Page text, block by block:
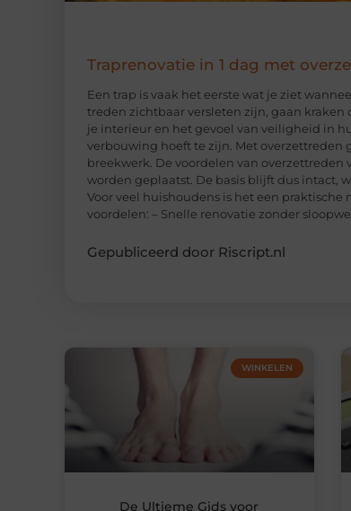
Traprenovatie in 1 dag met
Een trap is vaak het eerste wat je ziet
treden zichtbaar versleten zijn, gaan kraken
je interieur en het gevoel van veiligheid in
verbouwing hoeft te zijn. Met overzettreden
breekwerk. De voordelen van
worden geplaatst. De basis blijft dus intact,
Voor veel huishoudens is het een
voordelen: – Snelle renovatie zonder
Gepubliceerd door Riscript.nl
WINKELEN
De Ultieme Gids voor